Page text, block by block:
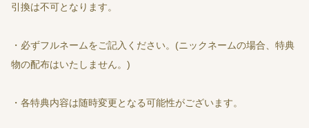
引換は不可となります。
・必ずフルネームをご記入ください。(ニックネームの場合、特典
物の配布はいたしません。)
・各特典内容は随時変更となる可能性がございます。